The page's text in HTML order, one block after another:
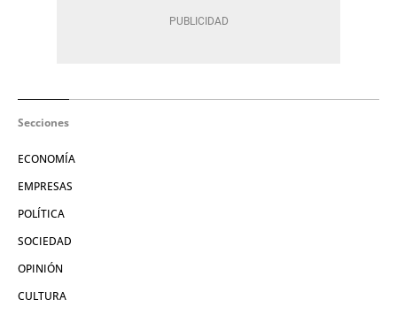
Secciones
ECONOMÍA
EMPRESAS
POLÍTICA
SOCIEDAD
OPINIÓN
CULTURA